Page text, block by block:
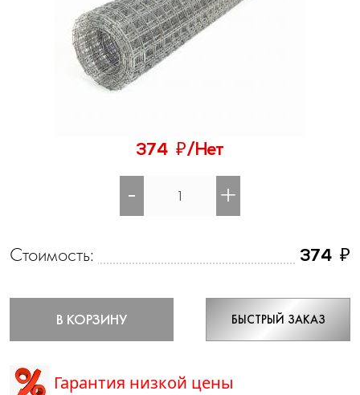
374 ₽/Нет
- +
Стоимость: 374 ₽
В КОРЗИНУ БЫСТРЫЙ ЗАКАЗ
Гарантия низкой цены